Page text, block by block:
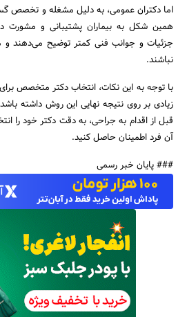
اما دکتران عمومی، به دلیل مشغله و تخصص
همین شکل به بیماران پشتیبانی و مشورت
جزئیات و جوانب فنی کمتر توضیح می‌دهند و
نباشند.
با توجه به این نکات، انتخاب دکتر متخصص
زیادی بر روی نتیجه نهایی این روش داشته
قبل از اقدام به جراحی، به دقت دکتر خود را
آن فرد اطمینان حاصل کنید.
### پایان خبر رسمی